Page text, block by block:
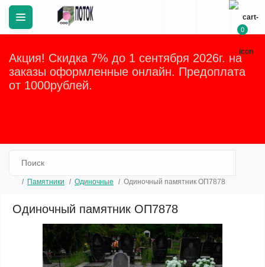
Акция! Скидка 7% до 1 сентября 2026г. на
заказы оформленные онлайн. Предоплата
от 1000рублей.
0
Памятники Одиночные Одиночный памятник ОП7878
Одиночный памятник ОП7878